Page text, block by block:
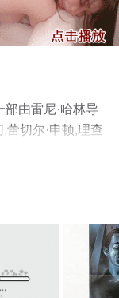
由雷尼·哈林导
蕾切尔·申顿,理查
宇卫,弗洛伊·格
史蒂威·戴维
电影大全就上星
影、电视猫或剧